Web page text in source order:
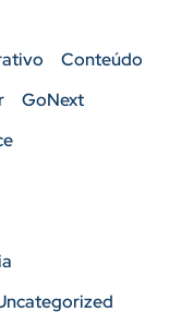
Conteúdo
GoNext